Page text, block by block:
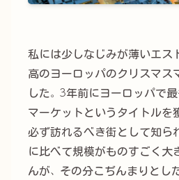
私には少しなじみが薄いエス
高のヨーロッパのクリスマス
した。3年前にヨーロッパで
マーケットというタイトルを
必ず訪れるべき街として知ら
に比べて規模がものすごく大
んが、その分こぢんまりとし